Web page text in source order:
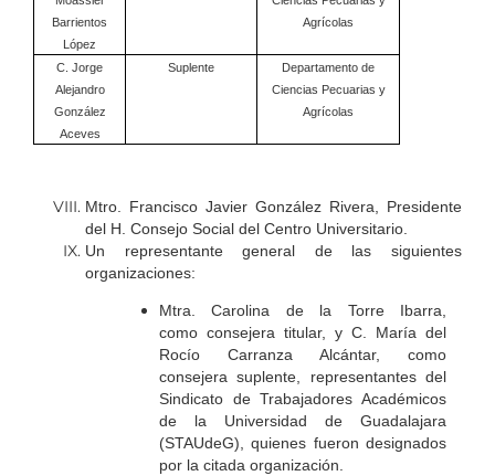
Barrientos
López
Agrícolas
C. Jorge
Alejandro
González
Aceves
Suplente
Departamento de
Ciencias Pecuarias y
Agrícolas
Mtro. Francisco Javier González Rivera, Presidente
del H. Consejo Social del Centro Universitario.
Un representante general de las siguientes
organizaciones:
Mtra. Carolina de la Torre Ibarra,
como consejera titular, y C. María del
Rocío Carranza Alcántar, como
consejera suplente, representantes del
Sindicato de Trabajadores Académicos
de la Universidad de Guadalajara
(STAUdeG), quienes fueron designados
por la citada organización.